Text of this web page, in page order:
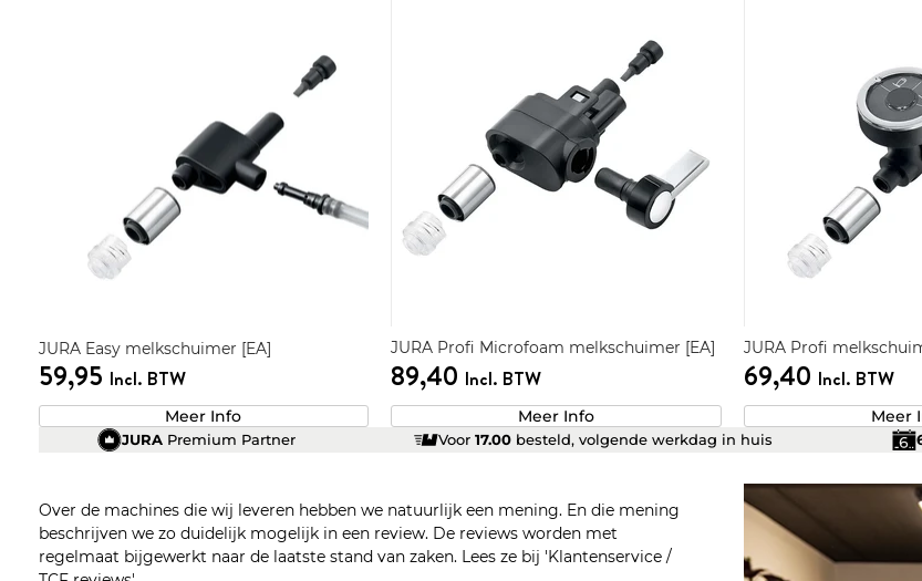
JURA Easy melkschuimer [EA]
59,95 Incl. BTW
Meer Info
JURA Profi Microfoam melkschuimer [EA]
89,40 Incl. BTW
Meer Info
JURA Profi
69,40 Incl. BTW
Meer
JURA Premium Partner Voor17.00 besteld, volgende werkdag in huis
Over de machines die wij leveren hebben we natuurlijk een mening. En die mening
beschrijven we zo duidelijk mogelijk in een review. De reviews worden met
regelmaat bijgewerkt naar de laatste stand van zaken. Lees ze bij 'Klantenservice /